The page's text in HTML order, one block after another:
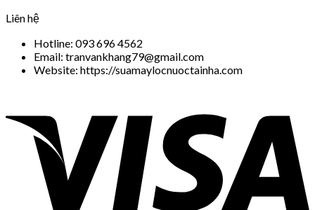
Liên hệ
Hotline: 093 696 4562
Email: tranvankhang79@gmail.com
Website: https://suamaylocnuoctainha.com